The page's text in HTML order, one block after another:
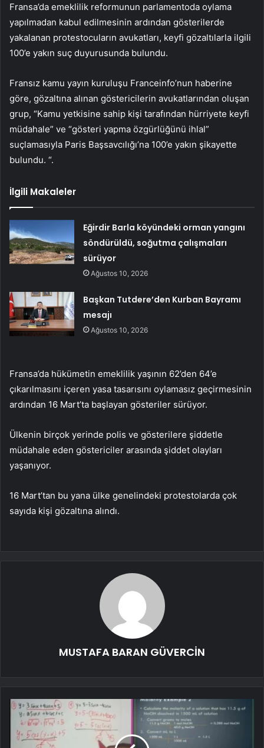
Fransa’da emeklilik reformunun parlamentoda oylama
yapılmadan kabul edilmesinin ardından gösterilerde
yakalanan protestocuların avukatları, keyfi gözaltılarla ilgili
100’e yakın suç duyurusunda bulundu.
Fransız kamu yayın kuruluşu Franceinfo’nun haberine
göre, gözaltına alınan göstericilerin avukatlarından oluşan
grup, “Kamu yetkisine sahip kişi tarafından hürriyete keyfi
müdahale” ve “gösteri yapma özgürlüğünü ihlal”
suçlamasıyla Paris Başsavcılığı’na 100’e yakın şikayette
bulundu. “.
İlgili Makaleler
Eğirdir Barla köyündeki orman yangını
söndürüldü, soğutma çalışmaları
sürüyor
Ağustos 10, 2026
Başkan Tutdere’den Kurban Bayramı
mesajı
Ağustos 10, 2026
Fransa’da hükümetin emeklilik yaşının 62’den 64’e
çıkarılmasını içeren yasa tasarısını oylamasız geçirmesinin
ardından 16 Mart’ta başlayan gösteriler sürüyor.
Ülkenin birçok yerinde polis ve gösterilere şiddetle
müdahale eden göstericiler arasında şiddet olayları
yaşanıyor.
16 Mart’tan bu yana ülke genelindeki protestolarda çok
sayıda kişi gözaltına alındı.
MUSTAFA BARAN GÜVERCİN